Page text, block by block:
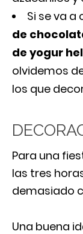
Si se va a
de
de yogur
olvidemos
los que
Para una
las tres
demasiado
Una buena